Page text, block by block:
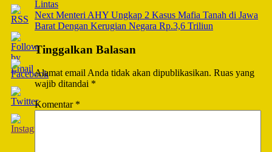
Lintas
Next Menteri AHY Ungkap 2 Kasus Mafia Tanah di Jawa
Barat Dengan Kerugian Negara Rp.3,6 Triliun
Tinggalkan Balasan
Alamat email Anda tidak akan dipublikasikan. Ruas yang
wajib ditandai *
Komentar *